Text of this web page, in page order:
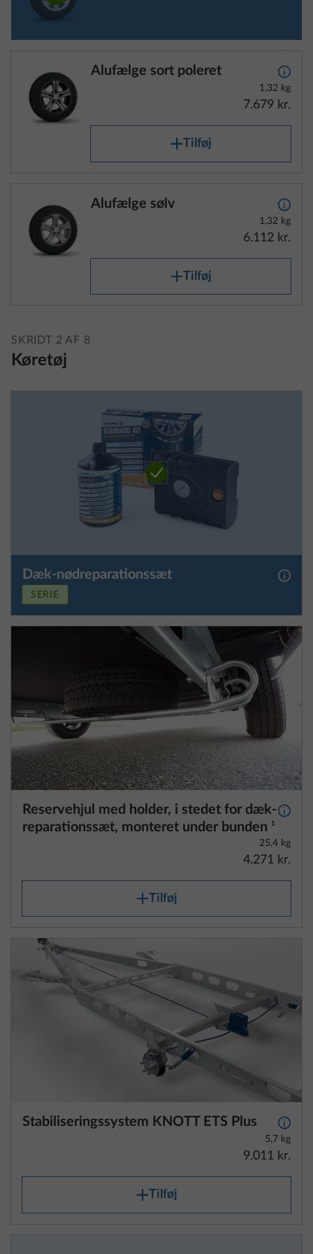
Alufælge sort poleret
1,32 kg
7.679 kr.
Tilføj
Alufælge sølv
1,32 kg
6.112 kr.
Tilføj
SKRIDT 2 AF 8
Køretøj
Dæk-nødreparationssæt
SERIE
Reservehjul med holder, i stedet for dæk-
reparationssæt, monteret under bunden
1
25,4 kg
4.271 kr.
Tilføj
Stabiliseringssystem KNOTT ETS Plus
5,7 kg
9.011 kr.
Tilføj